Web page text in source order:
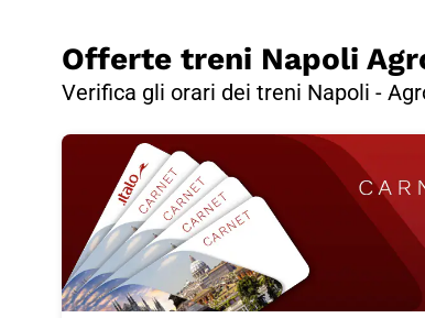
Offerte treni Napoli
Verifica gli orari dei treni Napoli -